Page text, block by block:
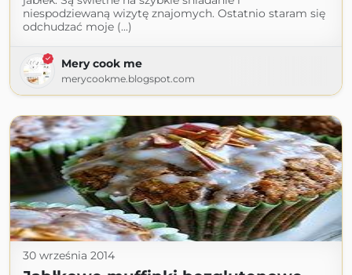
niespodziewaną wizytę znajomych. Ostatnio staram się
odchudzać moje (...)
Mery cook me
merycookme.blogspot.com
30 września 2014